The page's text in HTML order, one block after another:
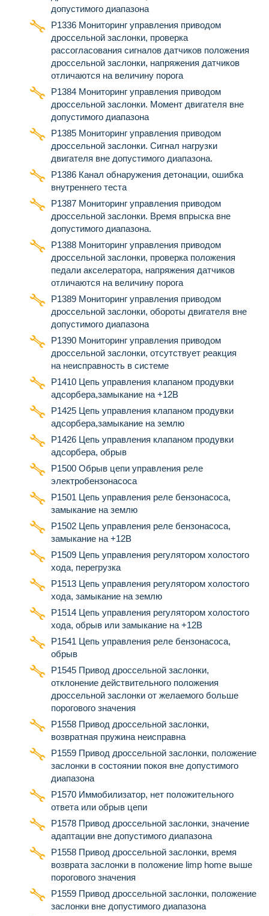
допустимого диапазона
Р1336 Мониторинг управления приводом
дроссельной заслонки, проверка
рассогласования сигналов датчиков положения
дроссельной заслонки, напряжения датчиков
отличаются на величину порога
Р1384 Мониторинг управления приводом
дроссельной заслонки. Момент двигателя вне
допустимого диапазона
Р1385 Мониторинг управления приводом
дроссельной заслонки. Сигнал нагрузки
двигателя вне допустимого диапазона.
Р1386 Канал обнаружения детонации, ошибка
внутреннего теста
Р1387 Мониторинг управления приводом
дроссельной заслонки. Время впрыска вне
допустимого диапазона.
Р1388 Мониторинг управления приводом
дроссельной заслонки, проверка положения
педали акселератора, напряжения датчиков
отличаются на величину порога
Р1389 Мониторинг управления приводом
дроссельной заслонки, обороты двигателя вне
допустимого диапазона
Р1390 Мониторинг управления приводом
дроссельной заслонки, отсутствует реакция
на неисправность в системе
Р1410 Цепь управления клапаном продувки
адсорбера,замыкание на +12В
Р1425 Цепь управления клапаном продувки
адсорбера,замыкание на землю
Р1426 Цепь управления клапаном продувки
адсорбера, обрыв
Р1500 Обрыв цепи управления реле
электробензонасоса
Р1501 Цепь управления реле бензонасоса,
замыкание на землю
Р1502 Цепь управления реле бензонасоса,
замыкание на +12В
Р1509 Цепь управления регулятором холостого
хода, перегрузка
Р1513 Цепь управления регулятором холостого
хода, замыкание на землю
Р1514 Цепь управления регулятором холостого
хода, обрыв или замыкание на +12В
Р1541 Цепь управления реле бензонасоса,
обрыв
Р1545 Привод дроссельной заслонки,
отклонение действительного положения
дроссельной заслонки от желаемого больше
порогового значения
P1558 Привод дроссельной заслонки,
возвратная пружина неисправна
P1559 Привод дроссельной заслонки, положение
заслонки в состоянии покоя вне допустимого
диапазона
Р1570 Иммобилизатор, нет положительного
ответа или обрыв цепи
Р1578 Привод дроссельной заслонки, значение
адаптации вне допустимого диапазона
Р1558 Привод дроссельной заслонки, время
возврата заслонки в положение limp home выше
порогового значения
Р1559 Привод дроссельной заслонки, положение
заслонки вне допустимого диапазона